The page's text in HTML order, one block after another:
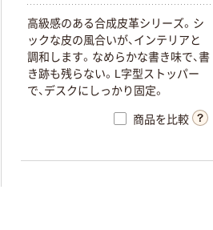
高級感のある合成皮革シリーズ。シ
ックな皮の風合いが、インテリアと
調和します。なめらかな書き味で、書
き跡も残らない。L字型ストッパー
で、デスクにしっかり固定。
商品を比較